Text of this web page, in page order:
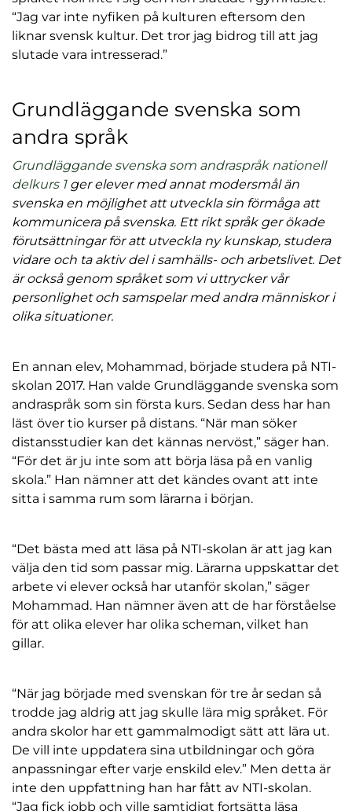
“Jag var inte nyfiken på kulturen eftersom den
liknar svensk kultur. Det tror jag bidrog till att jag
slutade vara intresserad.”
Grundläggande svenska som
andra språk
Grundläggande svenska som andraspråk nationell
delkurs 1ger elever med annat modersmål än
svenska en möjlighet att utveckla sin förmåga att
kommunicera på svenska. Ett rikt språk ger ökade
förutsättningar för att utveckla ny kunskap, studera
vidare och ta aktiv del i samhälls- och arbetslivet. Det
är också genom språket som vi uttrycker vår
personlighet och samspelar med andra människor i
olika situationer.
En annan elev, Mohammad, började studera på NTI-
skolan 2017. Han valde Grundläggande svenska som
andraspråk som sin första kurs. Sedan dess har han
läst över tio kurser på distans. “När man söker
distansstudier kan det kännas nervöst,” säger han.
“För det är ju inte som att börja läsa på en vanlig
skola.” Han nämner att det kändes ovant att inte
sitta i samma rum som lärarna i början.
“Det bästa med att läsa på NTI-skolan är att jag kan
välja den tid som passar mig. Lärarna uppskattar det
arbete vi elever också har utanför skolan,” säger
Mohammad. Han nämner även att de har förståelse
för att olika elever har olika scheman, vilket han
gillar.
“När jag började med svenskan för tre år sedan så
trodde jag aldrig att jag skulle lära mig språket. För
andra skolor har ett gammalmodigt sätt att lära ut.
De vill inte uppdatera sina utbildningar och göra
anpassningar efter varje enskild elev.” Men detta är
inte den uppfattning han har fått av NTI-skolan.
“Jag fick jobb och ville samtidigt fortsätta läsa